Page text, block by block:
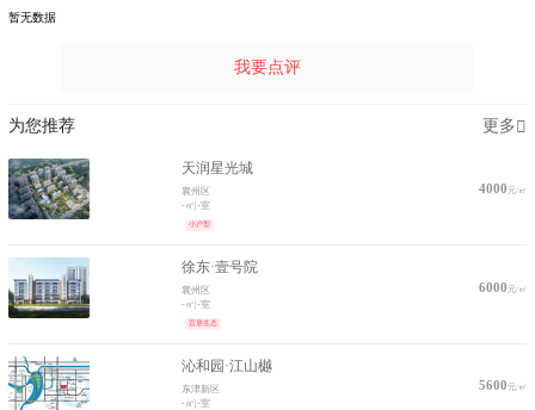
暂无数据
我要点评
为您推荐 更多
天润星光城
襄州区 4000元/㎡
-㎡ |-室
小户型
徐东·壹号院
襄州区 6000元/㎡
-㎡ |-室
宜居生态
沁和园·江山樾
东津新区 5600元/㎡
-㎡|-室